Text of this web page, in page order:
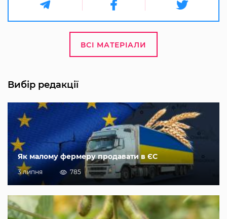
ВСІ МАТЕРІАЛИ
Вибір редакції
Як малому фермеру продавати в ЄС
3 липня 785